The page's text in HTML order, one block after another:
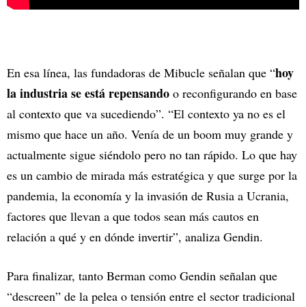
En esa línea, las fundadoras de Mibucle señalan que “hoy
la industria se está repensando o reconfigurando en base
al contexto que va sucediendo”. “El contexto ya no es el
mismo que hace un año. Venía de un boom muy grande y
actualmente sigue siéndolo pero no tan rápido. Lo que hay
es un cambio de mirada más estratégica y que surge por la
pandemia, la economía y la invasión de Rusia a Ucrania,
factores que llevan a que todos sean más cautos en
relación a qué y en dónde invertir”, analiza Gendin.
Para finalizar, tanto Berman como Gendin señalan que
“descreen” de la pelea o tensión entre el sector tradicional